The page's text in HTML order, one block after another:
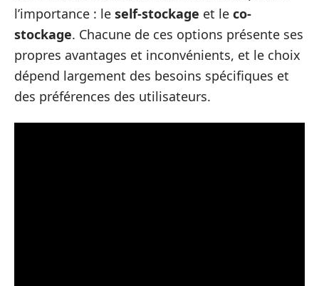
l’importance : le self-stockage et le co-
stockage. Chacune de ces options présente ses
propres avantages et inconvénients, et le choix
dépend largement des besoins spécifiques et
des préférences des utilisateurs.